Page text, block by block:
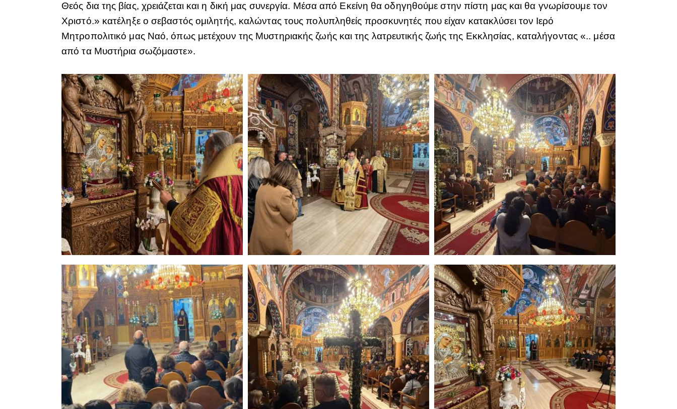
Θεός δια της βίας, χρειάζεται και η δική μας συνεργία. Μέσα από Εκείνη θα οδηγηθούμε στην πίστη μας και θα γνωρίσουμε τον
Χριστό.» κατέληξε ο σεβαστός ομιλητής, καλώντας τους πολυπληθείς προσκυνητές που είχαν κατακλύσει τον Ιερό
Μητροπολιτικό μας Ναό, όπως μετέχουν της Μυστηριακής ζωής και της λατρευτικής ζωής της Εκκλησίας, καταλήγοντας «.. μέσα
από τα Μυστήρια σωζόμαστε».